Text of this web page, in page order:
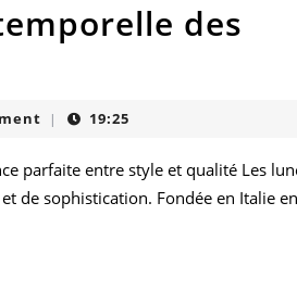
des
| 19:25
parfaite entre style et qualité Les
de sophistication. Fondée en Italie en